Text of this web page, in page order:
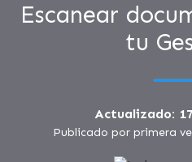
Escanear
tu
Actualizado:
Publicado por primera